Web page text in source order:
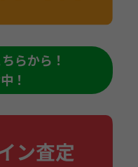
らから！
！